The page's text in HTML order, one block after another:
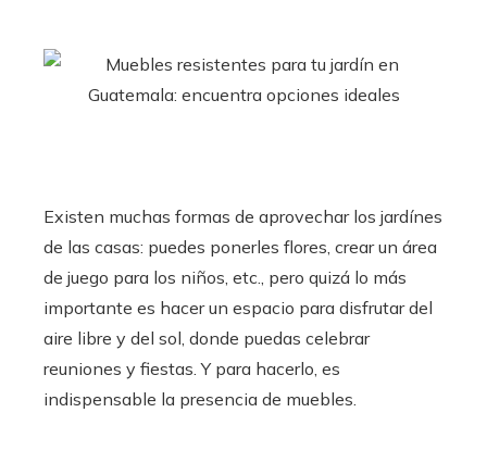
Existen muchas formas de aprovechar los jardínes
de las casas: puedes ponerles flores, crear un área
de juego para los niños, etc., pero quizá lo más
importante es hacer un espacio para disfrutar del
aire libre y del sol, donde puedas celebrar
reuniones y fiestas. Y para hacerlo, es
indispensable la presencia de muebles.